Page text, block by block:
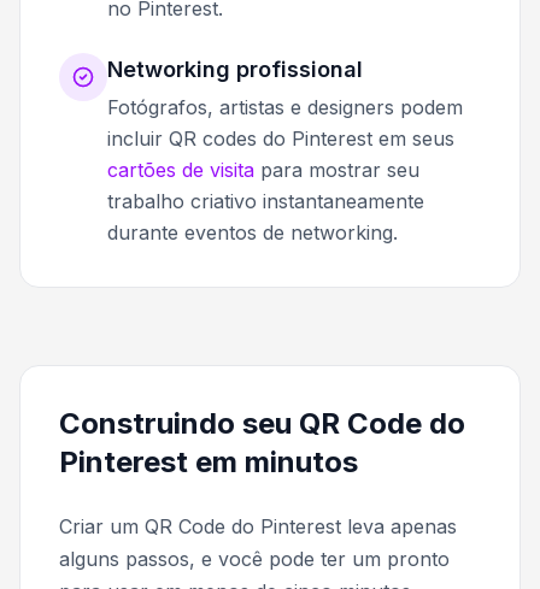
no Pinterest.
Networking profissional
Fotógrafos, artistas e designers podem
incluir QR codes do Pinterest em seus
cartões de visita para mostrar seu
trabalho criativo instantaneamente
durante eventos de networking.
Construindo seu QR Code do
Pinterest em minutos
Criar um QR Code do Pinterest leva apenas
alguns passos, e você pode ter um pronto